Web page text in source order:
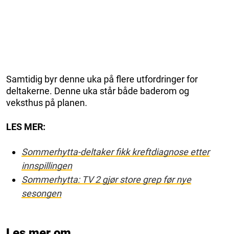
Samtidig byr denne uka på flere utfordringer for
deltakerne. Denne uka står både baderom og
veksthus på planen.
LES MER:
Sommerhytta-deltaker fikk kreftdiagnose etter
innspillingen
Sommerhytta: TV 2 gjør store grep før nye
sesongen